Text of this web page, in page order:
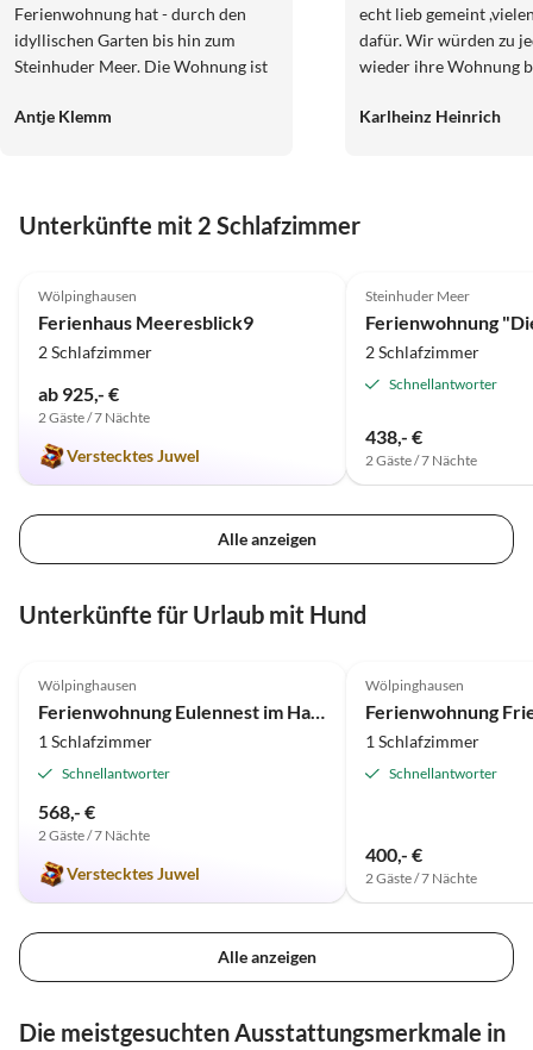
Ferienwohnung hat - durch den
idyllischen Garten bis hin zum
Steinhuder Meer. Die Wohnung ist
wenigen Kilometern am Steinhuder
erreichbar. Wir würden gerne
Brandes!
Antje Klemm
echt lieb gemeint
dafür. Wir würden zu
wieder ihre Wohnung
Karlheinz Heinrich
Unterkünfte mit 2 Schlafzimmer
Wölpinghausen
Ferienhaus Meeresblick9
2 Schlafzimmer
ab 925,- €
2 Gäste / 7 Nächte
Verstecktes Juwel
Steinhuder Meer
2 Schlafzimmer
Schnellantworter
438,- €
2 Gäste / 7 Nächte
Alle anzeigen
Unterkünfte für Urlaub mit Hund
Wölpinghausen
Ferienwohnung Eulennest im Haus Meerblick
1 Schlafzimmer
Schnellantworter
568,- €
2 Gäste / 7 Nächte
Verstecktes Juwel
Wölpinghausen
Ferienwohnung
1 Schlafzimmer
Schnellantworter
400,- €
2 Gäste / 7 Nächte
Alle anzeigen
Die meistgesuchten Ausstattungsmerkmale in